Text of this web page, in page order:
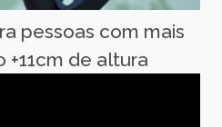
pessoas com mais
+11cm de altura